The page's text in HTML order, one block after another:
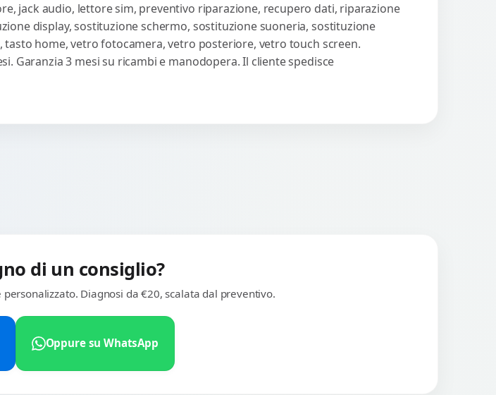
jack audio, lettore sim, preventivo riparazione, recupero dati, riparazione
display, sostituzione schermo, sostituzione suoneria, sostituzione
home, vetro fotocamera, vetro posteriore, vetro touch screen.
Garanzia 3 mesi su ricambi e manodopera. Il cliente spedisce
di un consiglio?
Diagnosi da €20, scalata dal preventivo.
Oppure su WhatsApp